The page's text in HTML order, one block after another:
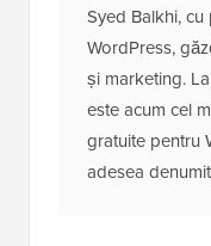
Syed Balkhi,
WordPress,
și marketing.
este acum cel
gratuite pentru
adesea